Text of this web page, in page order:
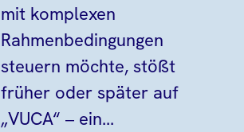
mit komplexen
Rahmenbedingungen
steuern möchte, stößt
früher oder später auf
„VUCA“ – ein...